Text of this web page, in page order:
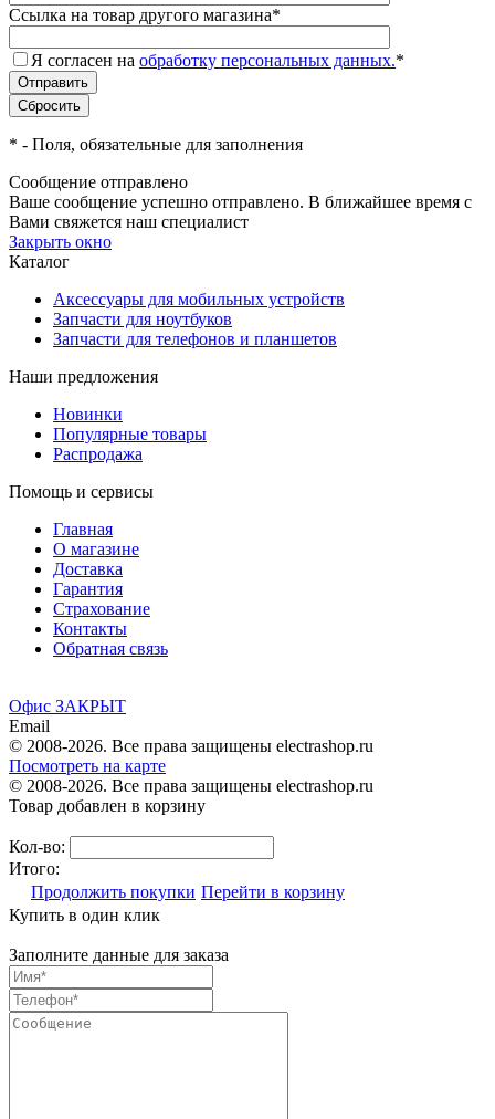
Ссылка на товар другого магазина*
Я согласен на обработку персональных данных.*
* - Поля, обязательные для заполнения
Сообщение отправлено
Ваше сообщение успешно отправлено. В ближайшее время с
Вами свяжется наш специалист
Закрыть окно
Каталог
Аксессуары для мобильных устройств
Запчасти для ноутбуков
Запчасти для телефонов и планшетов
Наши предложения
Новинки
Популярные товары
Распродажа
Помощь и сервисы
Главная
О магазине
Доставка
Гарантия
Страхование
Контакты
Обратная связь
Офис ЗАКРЫТ
Email
© 2008-2026. Все права защищены electrashop.ru
Посмотреть на карте
© 2008-2026. Все права защищены electrashop.ru
Товар добавлен в корзину
Кол-во:
Итого:
Продолжить покупки Перейти в корзину
Купить в один клик
Заполните данные для заказа